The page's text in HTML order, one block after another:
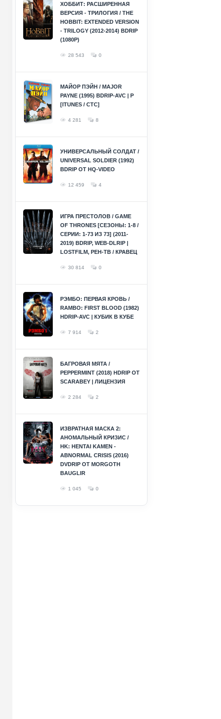
ХОББИТ: РАСШИРЕННАЯ
ВЕРСИЯ - ТРИЛОГИЯ / THE
HOBBIT: EXTENDED VERSION
- TRILOGY (2012-2014) BDRIP
(1080P)
28 543 0
МАЙОР ПЭЙН / MAJOR
PAYNE (1995) BDRIP-AVC | P
[ITUNES / СТС]
4 281 8
УНИВЕРСАЛЬНЫЙ СОЛДАТ /
UNIVERSAL SOLDIER (1992)
BDRIP ОТ HQ-VIDEO
12 459 4
ИГРА ПРЕСТОЛОВ / GAME
OF THRONES [СЕЗОНЫ: 1-8 /
СЕРИИ: 1-73 ИЗ 73] (2011-
2019) BDRIP, WEB-DLRIP |
LOSTFILM, РЕН-ТВ / КРАВЕЦ
30 814 0
РЭМБО: ПЕРВАЯ КРОВЬ /
RAMBO: FIRST BLOOD (1982)
HDRIP-AVC | КУБИК В КУБЕ
7 914 2
БАГРОВАЯ МЯТА /
PEPPERMINT (2018) HDRIP ОТ
SCARABEY | ЛИЦЕНЗИЯ
2 284 2
ИЗВРАТНАЯ МАСКА 2:
АНОМАЛЬНЫЙ КРИЗИС /
HK: HENTAI KAMEN -
ABNORMAL CRISIS (2016)
DVDRIP ОТ MORGOTH
BAUGLIR
1 045 0